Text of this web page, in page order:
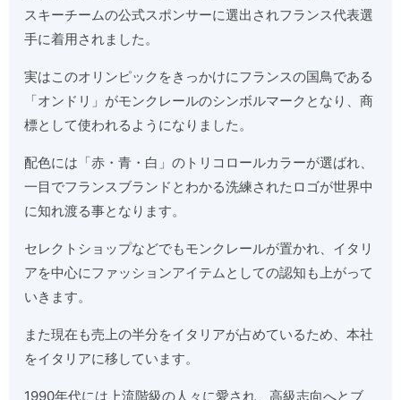
スキーチームの公式スポンサーに選出されフランス代表選
手に着用されました。
実はこのオリンピックをきっかけにフランスの国鳥である
「オンドリ」がモンクレールのシンボルマークとなり、商
標として使われるようになりました。
配色には「赤・青・白」のトリコロールカラーが選ばれ、
一目でフランスブランドとわかる洗練されたロゴが世界中
に知れ渡る事となります。
セレクトショップなどでもモンクレールが置かれ、イタリ
アを中心にファッションアイテムとしての認知も上がって
いきます。
また現在も売上の半分をイタリアが占めているため、本社
をイタリアに移しています。
1990年代には上流階級の人々に愛され、高級志向へとブ